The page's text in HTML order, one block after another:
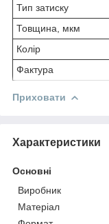
Тип затиску
Товщина, мкм
Колір
Фактура
Приховати
Характеристики
Основні
Виробник
Матеріал